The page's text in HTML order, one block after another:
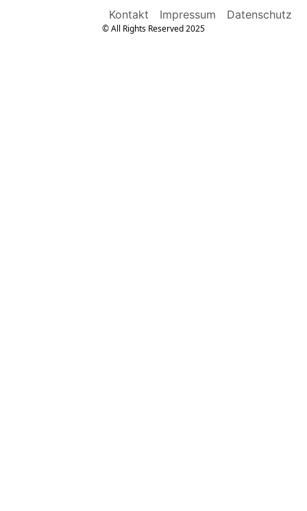
Kontakt Impressum Datenschutz
© All Rights Reserved 2025